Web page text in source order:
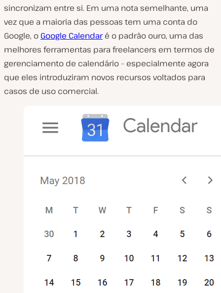
sincronizam entre si. Em uma nota semelhante, uma
vez que a maioria das pessoas tem uma conta do
Google, o Google Calendaré o padrão ouro, uma das
melhores ferramentas para freelancers em termos de
gerenciamento de calendário – especialmente agora
que eles introduziram novos recursos voltados para
casos de uso comercial.